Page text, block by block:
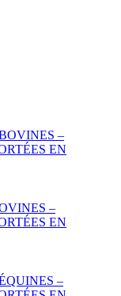
BOVINES –
EN
–
EN
–